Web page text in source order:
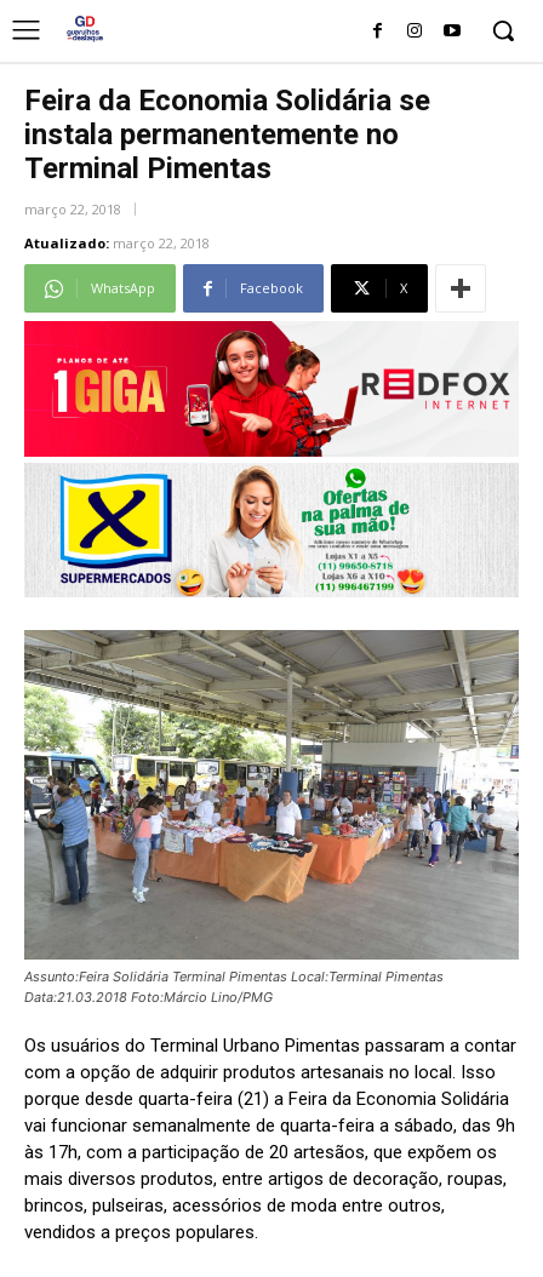
Feira da Economia Solidária se
instala permanentemente no
Terminal Pimentas
março 22, 2018
Atualizado: março 22, 2018
WhatsApp Facebook X
Assunto:Feira Solidária Terminal Pimentas Local:Terminal Pimentas
Data:21.03.2018 Foto:Márcio Lino/PMG
Os usuários do Terminal Urbano Pimentas passaram a contar
com a opção de adquirir produtos artesanais no local. Isso
porque desde quarta-feira (21) a Feira da Economia Solidária
vai funcionar semanalmente de quarta-feira a sábado, das 9h
às 17h, com a participação de 20 artesãos, que expõem os
mais diversos produtos, entre artigos de decoração, roupas,
brincos, pulseiras, acessórios de moda entre outros,
vendidos a preços populares.